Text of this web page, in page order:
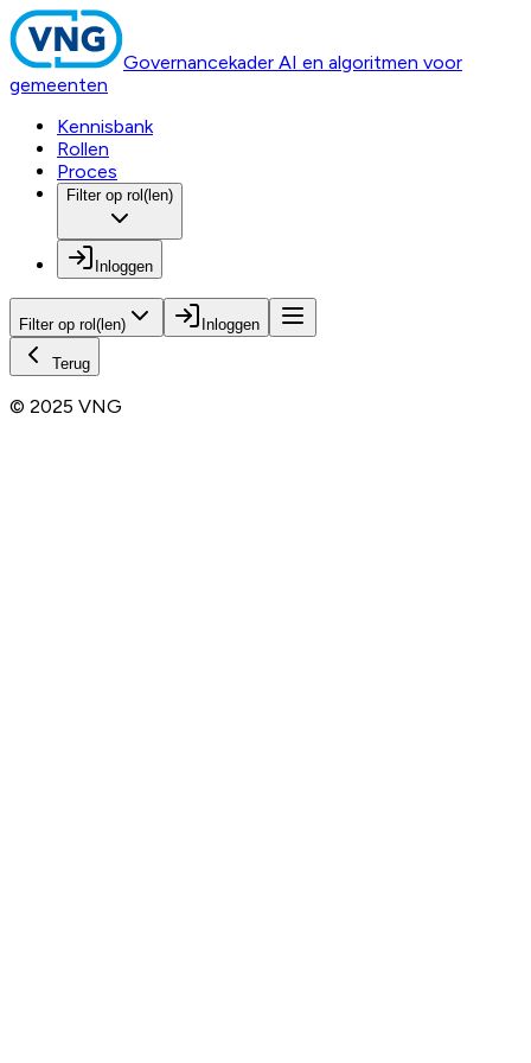
Governancekader AI en algoritmen voor
gemeenten
Kennisbank
Rollen
Proces
Filter op rol(len)
Inloggen
Filter op rol(len) Inloggen
Terug
© 2025 VNG